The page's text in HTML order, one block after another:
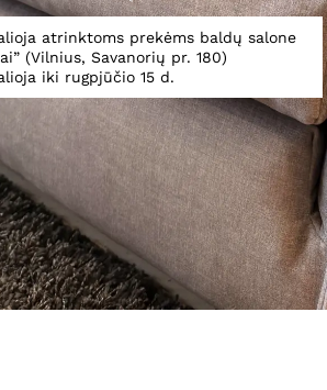
atrinktoms prekėms baldų salone
(Vilnius, Savanorių pr. 180)
iki rugpjūčio 15 d.
Spustelėkite, norėdami padidinti